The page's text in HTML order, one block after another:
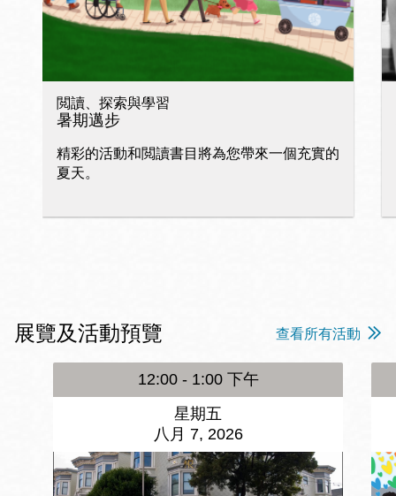
閲讀、探索與學習
暑期邁步
精彩的活動和閲讀書目將為您帶來一個充實的
夏天。
展覽及活動預覽 查看所有活動
12:00 - 1:00 下午
星期五
八月 7, 2026